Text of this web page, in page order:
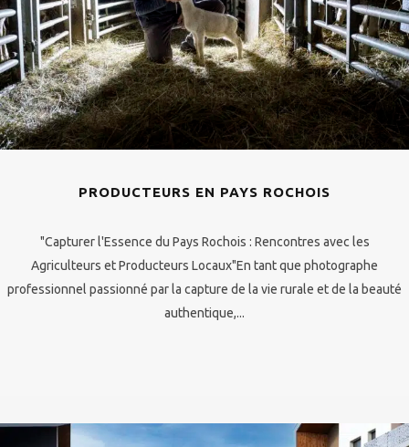
PRODUCTEURS EN PAYS ROCHOIS
"Capturer l'Essence du Pays Rochois : Rencontres avec les
Agriculteurs et Producteurs Locaux"En tant que photographe
professionnel passionné par la capture de la vie rurale et de la beauté
authentique,...